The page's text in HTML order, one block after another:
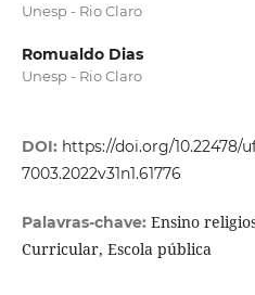
Unesp - Rio Claro
Romualdo Dias
Unesp - Rio Claro
DOI: https://doi.org/10.22478/
7003.2022v31n1.61776
Palavras-chave: Ensino
Curricular, Escola pública